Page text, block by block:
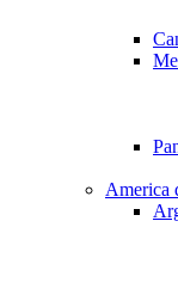
America